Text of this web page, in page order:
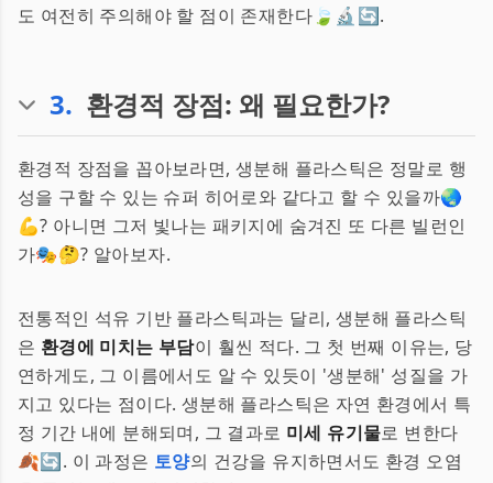
도 여전히 주의해야 할 점이 존재한다🍃🔬🔄.
3. 환경적 장점: 왜 필요한가?
환경적 장점을 꼽아보라면, 생분해 플라스틱은 정말로 행
성을 구할 수 있는 슈퍼 히어로와 같다고 할 수 있을까🌏
💪? 아니면 그저 빛나는 패키지에 숨겨진 또 다른 빌런인
가🎭🤔? 알아보자.
전통적인 석유 기반 플라스틱과는 달리, 생분해 플라스틱
은 환경에 미치는 부담이 훨씬 적다. 그 첫 번째 이유는, 당
연하게도, 그 이름에서도 알 수 있듯이 '생분해' 성질을 가
지고 있다는 점이다. 생분해 플라스틱은 자연 환경에서 특
정 기간 내에 분해되며, 그 결과로 미세 유기물로 변한다
🍂🔄. 이 과정은 토양의 건강을 유지하면서도 환경 오염